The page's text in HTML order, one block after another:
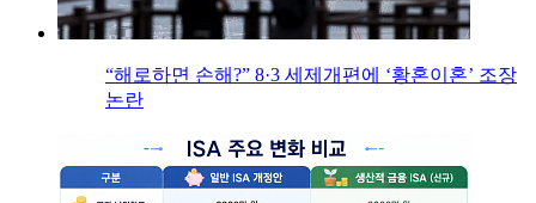
“해로하면 손해?” 8·3 세제개편에 ‘황혼이혼’ 조장
논란